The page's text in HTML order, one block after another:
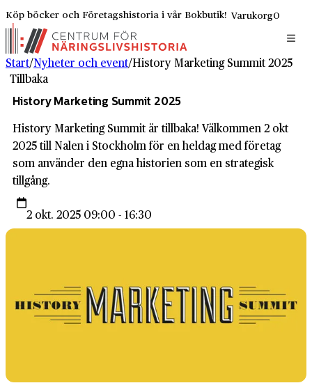
Köp böcker och Företagshistoria i vår Bokbutik! Varukorg0
Start/Nyheter och event/History Marketing Summit 2025
Tillbaka
History Marketing Summit 2025
History Marketing Summit är tillbaka! Välkommen 2 okt
2025 till Nalen i Stockholm för en heldag med företag
som använder den egna historien som en strategisk
tillgång.
2 okt. 2025 09:00 - 16:30